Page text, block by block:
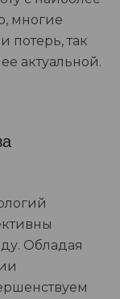
многие
потерь, так
актуальной.
Обладая